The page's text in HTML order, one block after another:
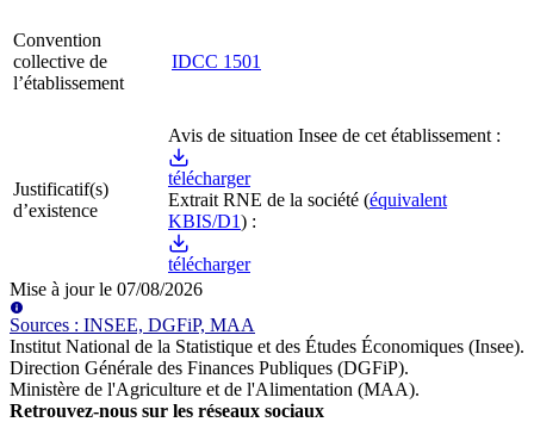
Convention
collective de
l’établissement
IDCC 1501
Justificatif(s)
d’existence
Avis de situation Insee de cet établissement :
télécharger
Extrait RNE de la société (équivalent
KBIS/D1) :
télécharger
Mise à jour le 07/08/2026
Sources : INSEE, DGFiP, MAA
Institut National de la Statistique et des Études Économiques (Insee).
Direction Générale des Finances Publiques (DGFiP).
Ministère de l'Agriculture et de l'Alimentation (MAA).
Retrouvez-nous sur les réseaux sociaux